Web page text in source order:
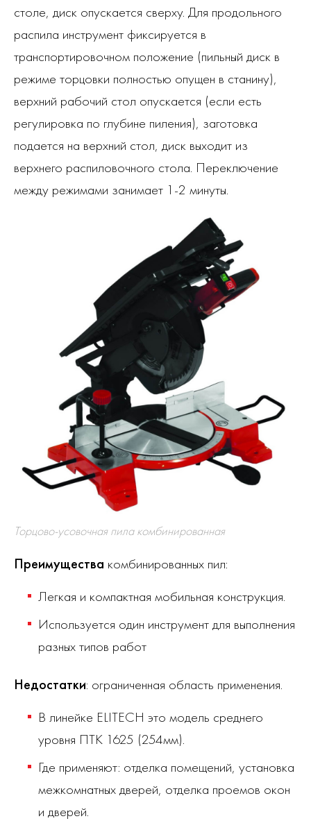
столе, диск опускается сверху. Для продольного
распила инструмент фиксируется в
транспортировочном положение (пильный диск в
режиме торцовки полностью опущен в станину),
верхний рабочий стол опускается (если есть
регулировка по глубине пиления), заготовка
подается на верхний стол, диск выходит из
верхнего распиловочного стола. Переключение
между режимами занимает 1-2 минуты.
Торцово-усовочная пила комбинированная
Преимущества комбинированных пил:
Легкая и компактная мобильная конструкция.
Используется один инструмент для выполнения
разных типов работ
Недостатки: ограниченная область применения.
В линейке ELITECH это модель среднего
уровня ПТК 1625 (254мм).
Где применяют: отделка помещений, установка
межкомнатных дверей, отделка проемов окон
и дверей.